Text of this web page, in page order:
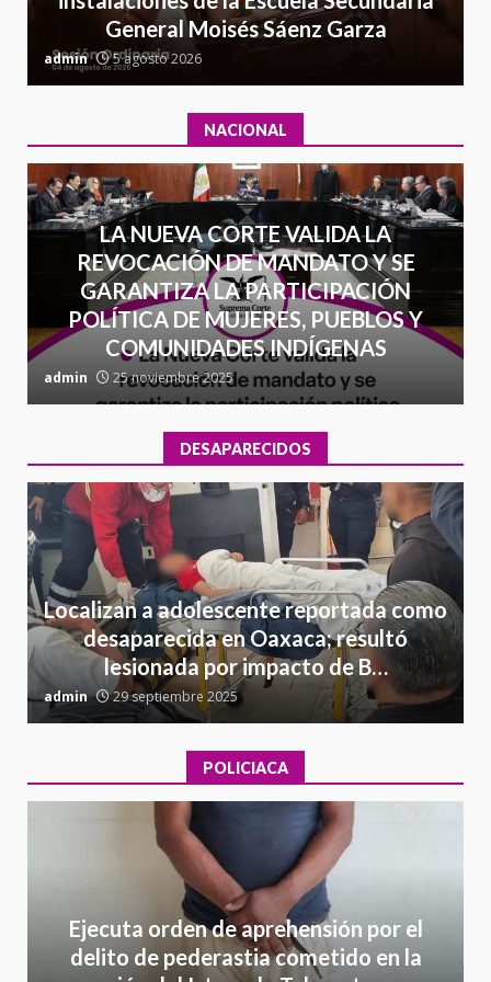
16 julio 2026
General Moisés Sáenz Garza
admin 5 agosto 2026
NACIONAL
LA NUEVA CORTE VALIDA LA
REVOCACIÓN DE MANDATO Y SE
GARANTIZA LA PARTICIPACIÓN
POLÍTICA DE MUJERES, PUEBLOS Y
COMUNIDADES INDÍGENAS
admin 25 noviembre 2025
DESAPARECIDOS
Localizan a adolescente reportada como
desaparecida en Oaxaca; resultó
lesionada por impacto de B…
admin 29 septiembre 2025
POLICIACA
Ejecuta orden de aprehensión por el
delito de pederastia cometido en la